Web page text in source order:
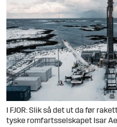
I FJOR: Slik så det ut da før
tyske romfartsselskapet Isar